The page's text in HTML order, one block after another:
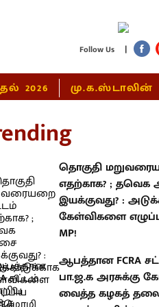
Follow Us |
2026 மு.க.ஸ்டாலின்
தொகுதி
எதற்காக? ;
இயக்குவது? :
கேள்விகளை
MP!
ஆபத்தான FCRA
பா.ஜ.க அரசுக்கு
வைத்த கழகத்